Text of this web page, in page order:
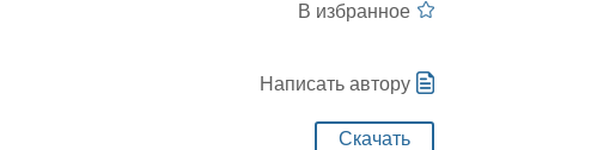
В избранное
Написать автору
Скачать